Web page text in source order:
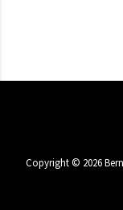
Copyright © 2026